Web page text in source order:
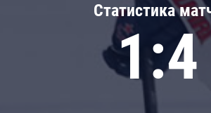
Статистика
1:4